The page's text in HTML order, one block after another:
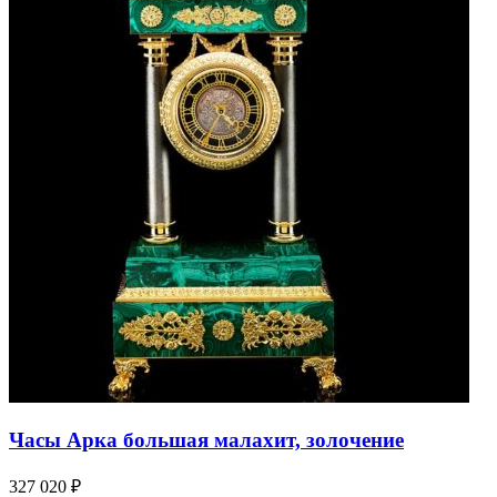
Часы Арка большая малахит, золочение
327 020 ₽